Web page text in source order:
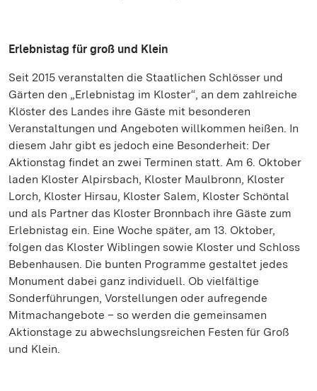
Erlebnistag für groß und Klein
Seit 2015 veranstalten die Staatlichen Schlösser und
Gärten den „Erlebnistag im Kloster“, an dem zahlreiche
Klöster des Landes ihre Gäste mit besonderen
Veranstaltungen und Angeboten willkommen heißen. In
diesem Jahr gibt es jedoch eine Besonderheit: Der
Aktionstag findet an zwei Terminen statt. Am 6. Oktober
laden Kloster Alpirsbach, Kloster Maulbronn, Kloster
Lorch, Kloster Hirsau, Kloster Salem, Kloster Schöntal
und als Partner das Kloster Bronnbach ihre Gäste zum
Erlebnistag ein. Eine Woche später, am 13. Oktober,
folgen das Kloster Wiblingen sowie Kloster und Schloss
Bebenhausen. Die bunten Programme gestaltet jedes
Monument dabei ganz individuell. Ob vielfältige
Sonderführungen, Vorstellungen oder aufregende
Mitmachangebote – so werden die gemeinsamen
Aktionstage zu abwechslungsreichen Festen für Groß
und Klein.